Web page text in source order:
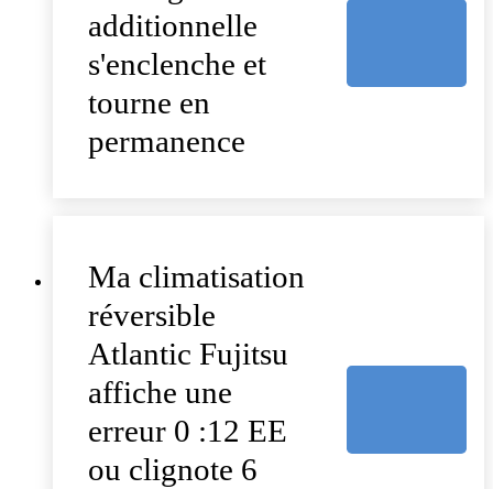
additionnelle
s'enclenche et
tourne en
permanence
Ma climatisation
réversible
Atlantic Fujitsu
affiche une
erreur 0 :12 EE
ou clignote 6